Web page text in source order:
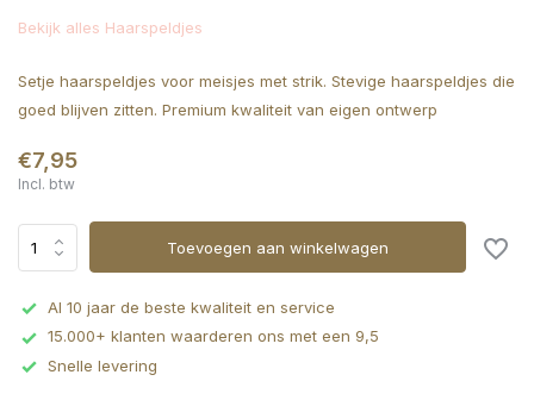
Bekijk alles Haarspeldjes
Setje haarspeldjes voor meisjes met strik. Stevige haarspeldjes die
goed blijven zitten. Premium kwaliteit van eigen ontwerp
€7,95
Incl. btw
Toevoegen aan winkelwagen
Al 10 jaar de beste kwaliteit en service
15.000+ klanten waarderen ons met een 9,5
Snelle levering